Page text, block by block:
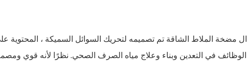
ال مضخة الملاط الشاقةتم تصميمه لتحريك السوائل السميكة ، المحتوية
الوظائف في التعدين وبناء وعلاج مياه الصرف الصحي. نظرًا لأنه قوي